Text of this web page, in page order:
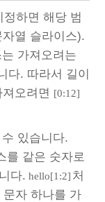
하면 해당 범
열 슬라이스).
가져오려는
다. 따라서 길이
오려면 [0:12]
있습니다.
를 같은 숫자로
다. hello[1:2] 처
자 하나를 가